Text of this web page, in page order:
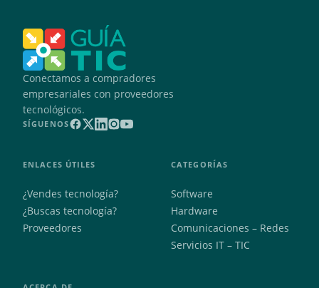
Conectamos a compradores
empresariales con proveedores
tecnológicos.
SÍGUENOS
ENLACES ÚTILES
¿Vendes tecnología?
¿Buscas tecnología?
Proveedores
CATEGORÍAS
Software
Hardware
Comunicaciones – Redes
Servicios IT – TIC